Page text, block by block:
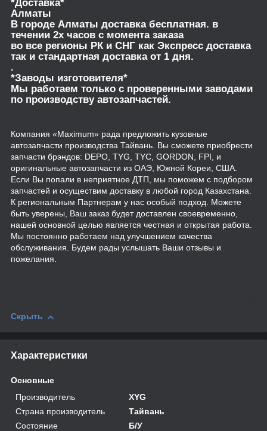
*Доставка*
Алматы
В городе Алматы доставка бесплатная. в
течении 2х часов с момента заказа
во все регионы РК и СНГ как Экспресс доставка
так и стандартная доставка от 1 дня.
.
*Заводы изготовителя*
Мы работаем только с проверенными заводами
по производству автозапчастей.
Компания «Maximum» рада предложить кузовные
автозапчасти производства Тайвань. Вы сможете приобрести
запчасти брэндов: DEPO, TYG, TYC, GORDON, FPI, и
оригинальные автозапчасти из ОАЭ, Южной Кореи, США.
Если Вы попали в неприятное ДТП, мы поможем с подбором
запчастей и осуществим доставку в любой город Казахстана.
К региональным Партнерам у нас особый подход. Можете
быть уверены, Ваш заказ будет доставлен своевременно,
нашей основной целью является честная и открытая работа.
Мы постоянно работаем над улучшением качества
обслуживания. Будем рады услышать Ваши отзывы и
пожелания.
Скрыть
Характеристики
Основные
Производитель
XYG
Страна производитель
Тайвань
Состояние
Б/У